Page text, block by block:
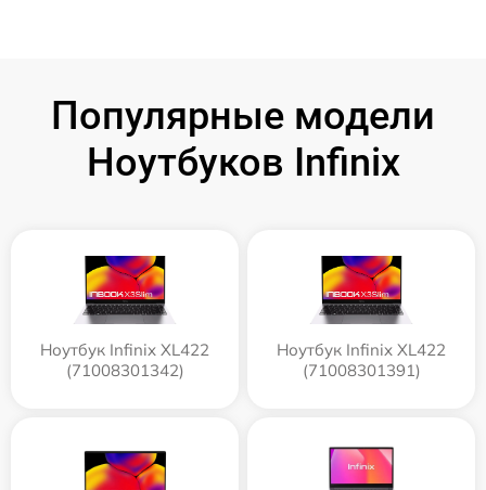
Популярные модели
Ноутбуков Infinix
Ноутбук Infinix XL422
(71008301342)
Ноутбук Infinix XL422
(71008301391)